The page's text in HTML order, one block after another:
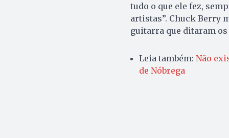
tudo o que ele fez,
artistas”. Chuck Berry
guitarra que ditaram
Leia também: Não
de Nóbrega